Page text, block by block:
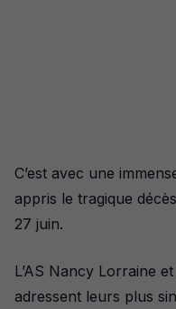
C’est avec une
appris le tragique
27 juin.
L’AS Nancy Lorraine
adressent leurs plus